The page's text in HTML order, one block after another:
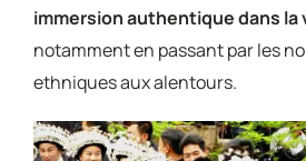
immersion authentique dans la
notamment en passant par les
ethniques aux alentours.